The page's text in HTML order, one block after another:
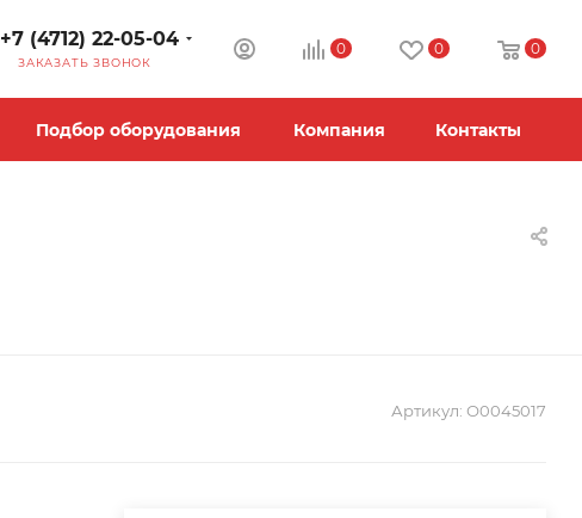
+7 (4712) 22-05-04
ЗАКАЗАТЬ ЗВОНОК
0 0 0
Подбор оборудования Компания Контакты
Артикул: О0045017